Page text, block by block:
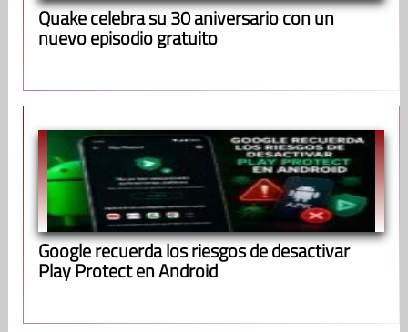
Quake celebra su 30 aniversario con un
nuevo episodio gratuito
Google recuerda los riesgos de desactivar
Play Protect en Android